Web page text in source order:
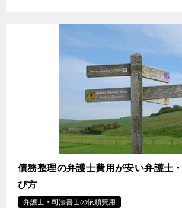
債務整理の弁護士費用が安い弁護士
び方
弁護士・司法書士の依頼費用